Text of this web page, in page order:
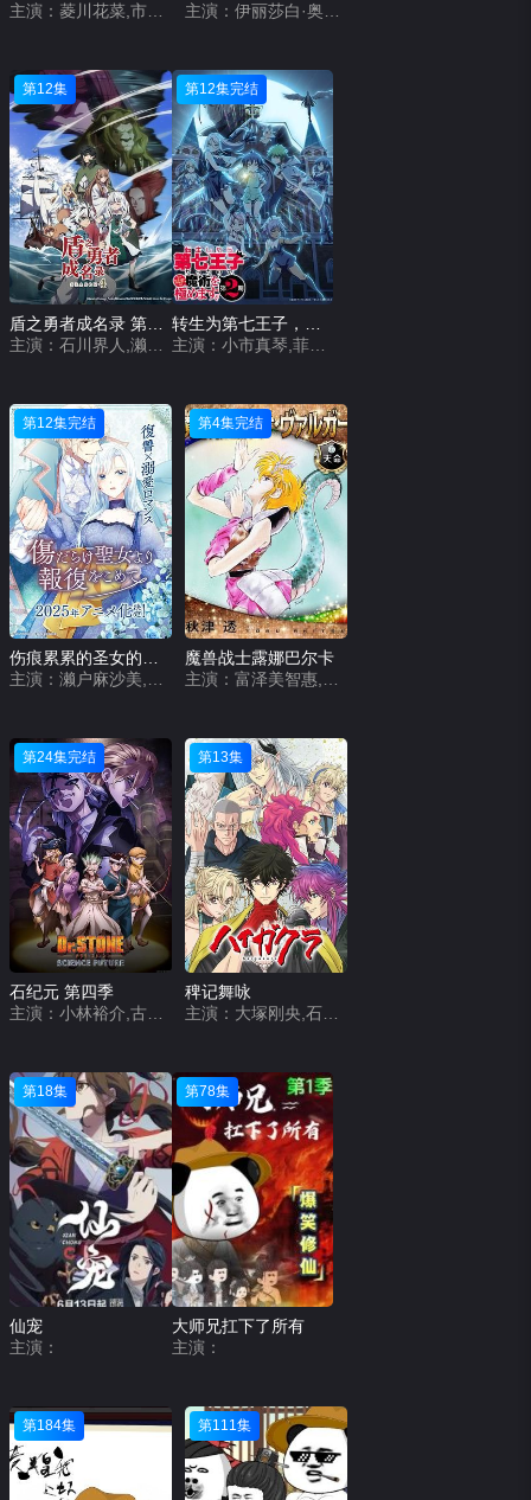
第12集 第12集完结
主演：小市真琴,菲鲁兹·蓝,Lynn,关根明良,高桥李依,堀江瞬,熊田茜音,松井惠理子,杉田智和,明坂聪美,土岐隼一,永冢拓马,石见舞菜香,津田美波,森久保祥太郎,宫本充
第12集完结 第4集完结
魔兽战士露娜巴尔卡
第24集完结
石纪元 第四季
主演：小林裕介,古川慎,市之濑加那,沼仓爱美,佐藤元,高桥花林,河西健吾,麦人,中村悠一,石田彰,小野贤章,铃木崚汰,坂本真绫,野岛健儿,游佐浩二
第13集
稗记舞咏
主演：大塚刚央,石川界人,Lynn,下野纮,日野聪,钉宫理惠,田村睦心,村濑步,梶原岳人,木村良平,铃木崚汰,井上和彦,平川大辅,岸尾大辅,绵贯龙之介,立花慎之介,伊藤健太郎,竹内顺子,笹沼晃,橘龙丸,田丸笃志,山本和臣
第18集
仙宠
主演：
第78集
大师兄扛下了所有
主演：
第184集 第111集